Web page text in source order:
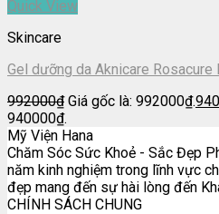
Quick View
Skincare
Gel dưỡng da Aknicare Rosacure
992000₫ Giá gốc là: 992000₫.
940000₫.
Mỹ Viện Hana
Chăm Sóc Sức Khoẻ - Sắc Đẹp
năm kinh nghiệm trong lĩnh vực
đẹp mang đến sự hài lòng đến
CHÍNH SÁCH CHUNG